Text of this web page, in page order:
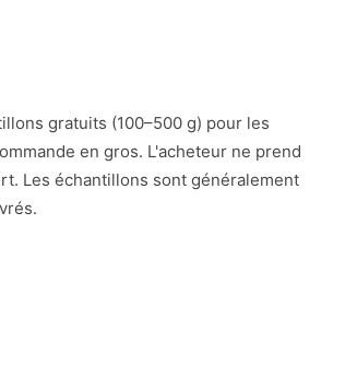
gratuits (100–500 g) pour les
en gros. L'acheteur ne prend
Les échantillons sont généralement